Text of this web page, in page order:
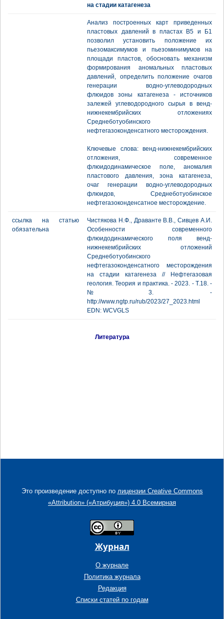
на стадии катагенеза
Анализ построенных карт приведенных
пластовых давлений в пластах В5 и Б1
позволил установить положение их
пьезомаксимумов и пьезоминимумов на
площади пластов, обосновать механизм
формирования аномальных пластовых
давлений, определить положение очагов
генерации водно-углеводородных
флюидов зоны катагенеза - источников
залежей углеводородного сырья в венд-
нижнекембрийских отложениях
Среднеботуобинского
нефтегазоконденсатного месторождения.
Ключевые слова: венд-нижнекембрийских
отложения, современное
флюидодинамическое поле, аномалия
пластового давления, зона катагенеза,
очаг генерации водно-углеводородных
флюидов, Среднеботуобинское
нефтегазоконденсатное месторождение.
ссылка на статью
обязательна
Чистякова Н.Ф., Драванте В.В., Сивцев А.И.
Особенности современного
флюидодинамического поля венд-
нижнекембрийских отложений
Среднеботуобинского
нефтегазоконденсатного месторождения
на стадии катагенеза // Нефтегазовая
геология. Теория и практика. - 2023. - Т.18. -
№3. -
http://www.ngtp.ru/rub/2023/27_2023.html
EDN: WCVGLS
Литература
Это произведение доступно по лицензии Creative Commons
«Attribution» («Атрибуция») 4.0 Всемирная
Журнал
О журнале
Политика журнала
Редакция
Списки статей по годам